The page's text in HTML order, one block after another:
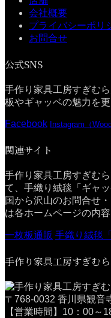
会社概要
プライバシーポリ
お問合せ
公式SNS
手作り家具工房すぎむ
板やギャッベの魅力を
Facebook Instagram（Wood
関連サイト
手作り家具工房すぎむ
て、手織り絨毯「ギャ
国から沢山のお問合せ
は各ホームページの内
一枚板通販 手織り絨毯
手作り家具工房すぎむら
〒768-0032 香川県観音
【営業時間】10：00～